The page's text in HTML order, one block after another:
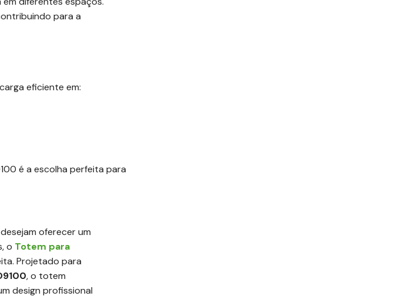
para a
eficiente em:
é a escolha perfeita para
oferecer um
o Totem para
Projetado para
, o totem
design profissional